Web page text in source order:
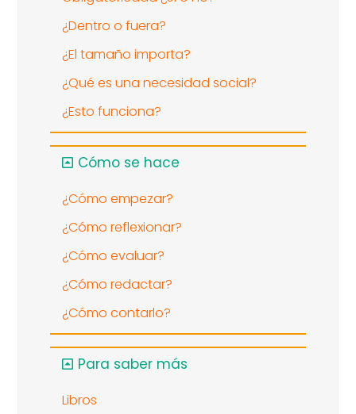
¿Dentro o fuera?
¿El tamaño importa?
¿Qué es una necesidad social?
¿Esto funciona?
Cómo se hace
¿Cómo empezar?
¿Cómo reflexionar?
¿Cómo evaluar?
¿Cómo redactar?
¿Cómo contarlo?
Para saber más
Libros